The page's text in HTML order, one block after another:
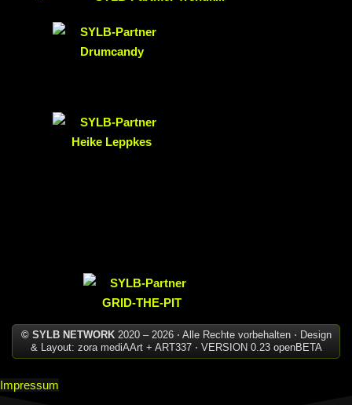
© SYLB NETWORK 2020 – 2026 ⋅ Alle Rechte vorbehalten ⋅ Design
& Layout: zora mediAArt + ART337 ⋅ VERSION 0.23 openBETA
Impressum